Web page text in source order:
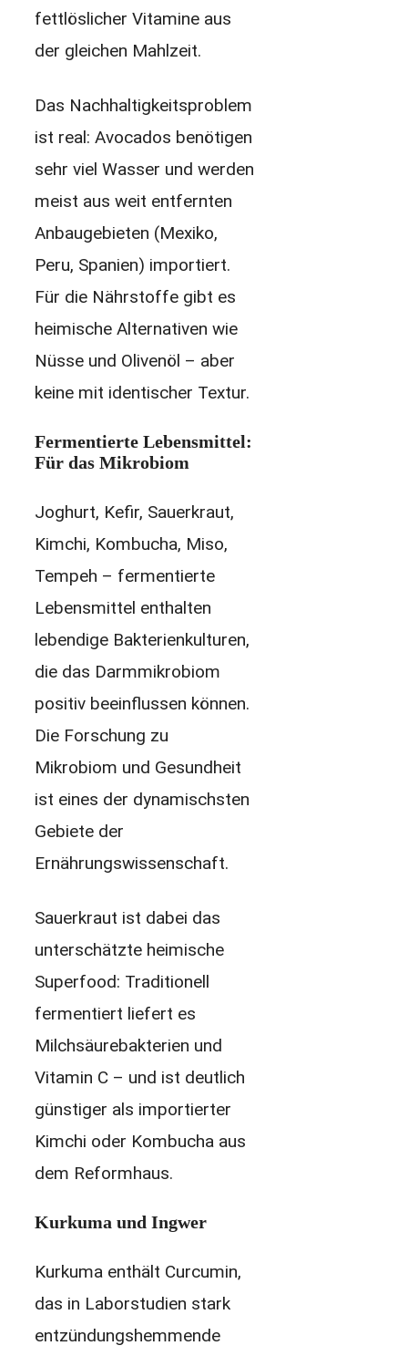
fettlöslicher Vitamine aus
der gleichen Mahlzeit.
Das Nachhaltigkeitsproblem
ist real: Avocados benötigen
sehr viel Wasser und werden
meist aus weit entfernten
Anbaugebieten (Mexiko,
Peru, Spanien) importiert.
Für die Nährstoffe gibt es
heimische Alternativen wie
Nüsse und Olivenöl – aber
keine mit identischer Textur.
Fermentierte Lebensmittel:
Für das Mikrobiom
Joghurt, Kefir, Sauerkraut,
Kimchi, Kombucha, Miso,
Tempeh – fermentierte
Lebensmittel enthalten
lebendige Bakterienkulturen,
die das Darmmikrobiom
positiv beeinflussen können.
Die Forschung zu
Mikrobiom und Gesundheit
ist eines der dynamischsten
Gebiete der
Ernährungswissenschaft.
Sauerkraut ist dabei das
unterschätzte heimische
Superfood: Traditionell
fermentiert liefert es
Milchsäurebakterien und
Vitamin C – und ist deutlich
günstiger als importierter
Kimchi oder Kombucha aus
dem Reformhaus.
Kurkuma und Ingwer
Kurkuma enthält Curcumin,
das in Laborstudien stark
entzündungshemmende